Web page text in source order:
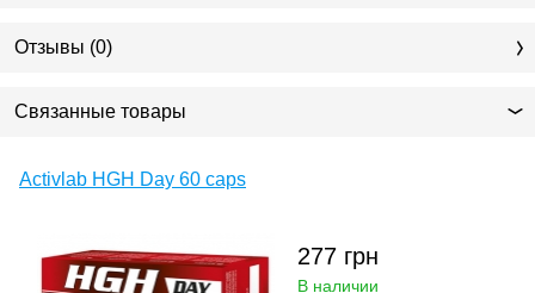
Отзывы (0)
Связанные товары
Activlab HGH Day 60 caps
277 грн
В наличии